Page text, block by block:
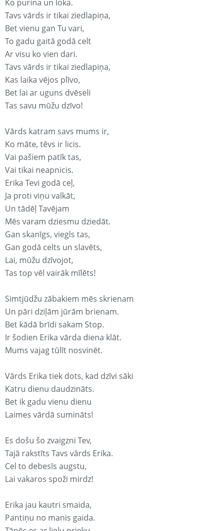
Ko purina un loka.
Tavs vārds ir tikai ziedlapiņa,
Bet vienu gan Tu vari,
To gadu gaitā godā celt
Ar visu ko vien dari.
Tavs vārds ir tikai ziedlapiņa,
Kas laika vējos plīvo,
Bet lai ar uguns dvēseli
Tas savu mūžu dzīvo!
Vārds katram savs mums ir,
Ko māte, tēvs ir licis.
Vai pašiem patīk tas,
Vai tikai neapnicis.
Erika Tevi godā ceļ,
Ja proti viņu valkāt,
Un tādēļ Tavējam
Mēs varam dziesmu dziedāt.
Gan skanīgs, viegls tas,
Gan godā celts un slavēts,
Lai, mūžu dzīvojot,
Tas top vēl vairāk mīlēts!
Simtjūdžu zābakiem mēs skrienam
Un pāri dziļām jūrām brienam.
Bet kādā brīdi sakam Stop.
Ir šodien Erika vārda diena klāt.
Mums vajag tūlīt nosvinēt.
Vārds Erika tiek dots, kad dzīvi sāki
Katru dienu daudzināts.
Bet ik gadu vienu dienu
Laimes vārdā sumināts!
Es došu šo zvaigzni Tev,
Tajā rakstīts Tavs vārds Erika.
Cel to debesīs augstu,
Lai vakaros spoži mirdz!
Erika jau kautri smaida,
Pantiņu no manis gaida.